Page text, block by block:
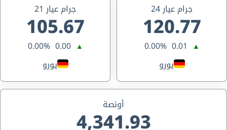
جرام عيار 24
120.77
▲
0.01
0.00%
يورو
جرام عيار 21
105.67
▲
0.00
0.00%
يورو
أونصة
4,341.93